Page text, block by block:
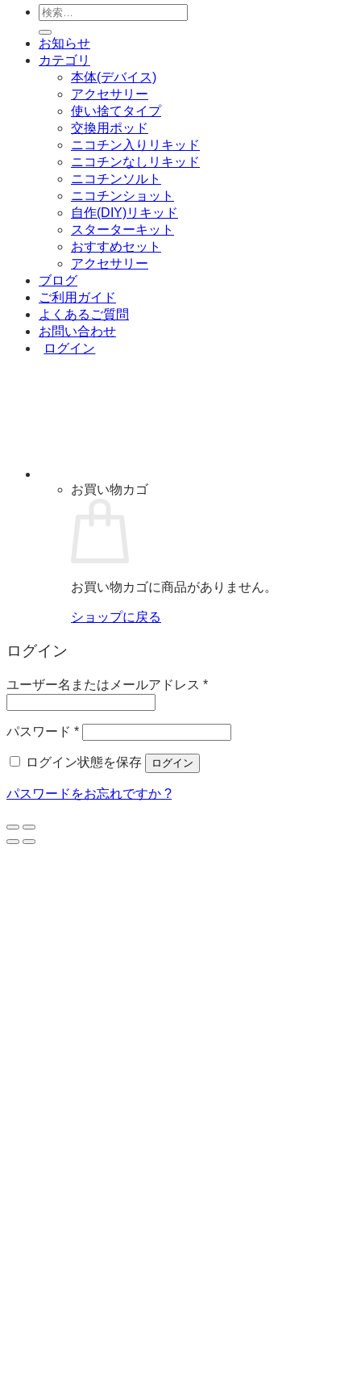
検
索
対
象:
お知らせ
カテゴリ
本体(デバイス)
アクセサリー
使い捨てタイプ
交換用ポッド
ニコチン入りリキッド
ニコチンなしリキッド
ニコチンソルト
ニコチンショット
自作(DIY)リキッド
スターターキット
おすすめセット
アクセサリー
ブログ
ご利用ガイド
よくあるご質問
お問い合わせ
ログイン
お買い物カゴ
お買い物カゴに商品がありません。
ショップに戻る
ログイン
ユーザー名またはメールアドレス *必
パスワード *必
ログイン状態を保存
ログイン
パスワードをお忘れですか ?